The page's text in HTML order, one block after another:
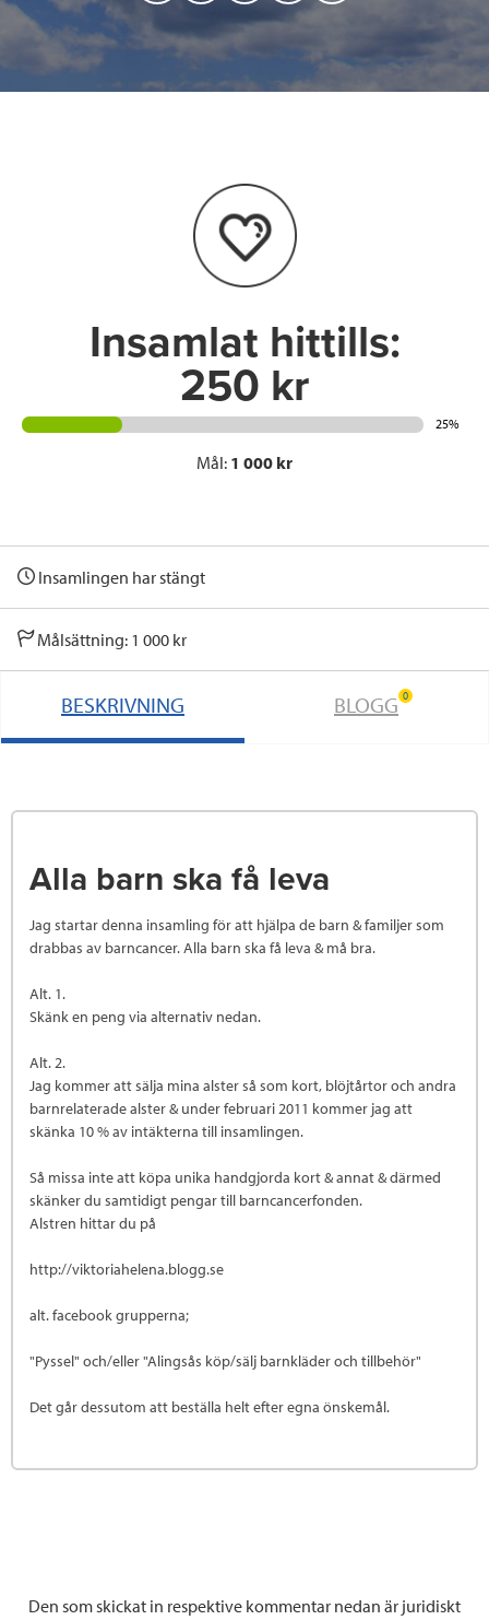
a
w
e
i
I
n
Insamlat hittills:
250 kr
25%
Mål: 1 000 kr
Insamlingen har stängt
Målsättning: 1 000 kr
BESKRIVNING BLOGG 0
Alla barn ska få leva
Jag startar denna insamling för att hjälpa de barn & familjer som
drabbas av barncancer. Alla barn ska få leva & må bra.
Alt. 1.
Skänk en peng via alternativ nedan.
Alt. 2.
Jag kommer att sälja mina alster så som kort, blöjtårtor och andra
barnrelaterade alster & under februari 2011 kommer jag att
skänka 10 % av intäkterna till insamlingen.
Så missa inte att köpa unika handgjorda kort & annat & därmed
skänker du samtidigt pengar till barncancerfonden.
Alstren hittar du på
http://viktoriahelena.blogg.se
alt. facebook grupperna;
"Pyssel" och/eller "Alingsås köp/sälj barnkläder och tillbehör"
Det går dessutom att beställa helt efter egna önskemål.
Den som skickat in respektive kommentar nedan är juridiskt